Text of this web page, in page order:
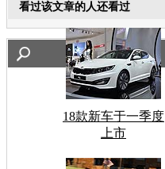
看过该文章的人还看过
18款新车于一季度
上市